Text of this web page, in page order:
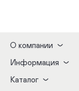
О компании
Информация
Каталог